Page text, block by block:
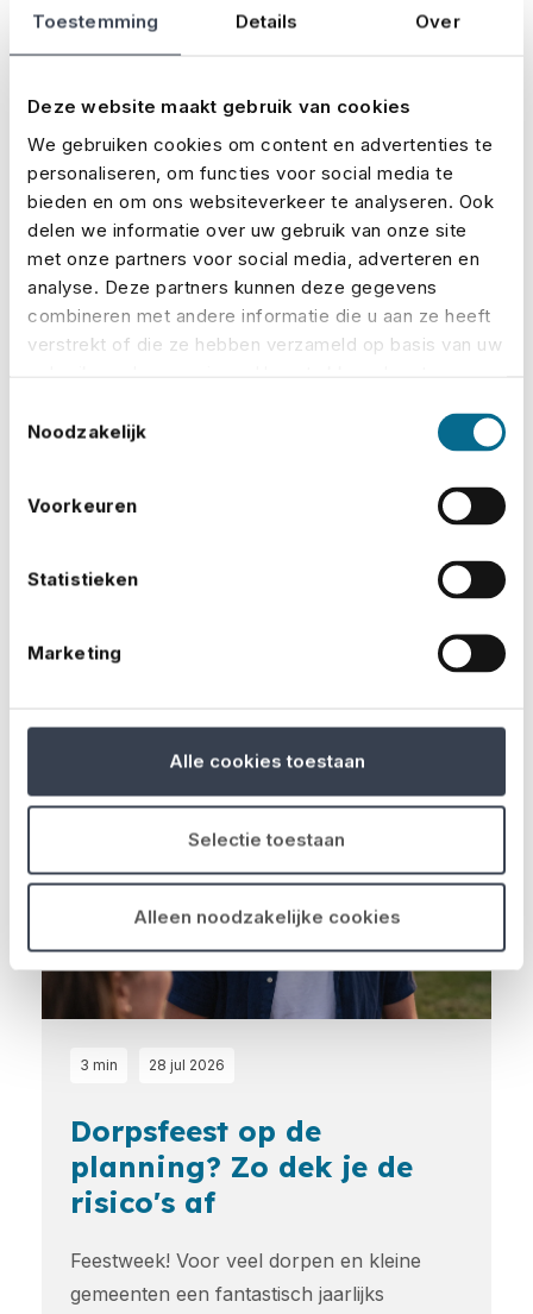
Toestemming Details Over
Deze website maakt gebruik van cookies
We gebruiken cookies om content en advertenties te
personaliseren, om functies voor social media te
bieden en om ons websiteverkeer te analyseren. Ook
delen we informatie over uw gebruik van onze site
met onze partners voor social media, adverteren en
analyse. Deze partners kunnen deze gegevens
combineren met andere informatie die u aan ze heeft
verstrekt of die ze hebben verzameld op basis van uw
Noodzakelijk
Voorkeuren
Statistieken
Marketing
Alle cookies toestaan
Selectie toestaan
Alleen noodzakelijke cookies
3 min 28 jul 2026
videoclip, serie of film. Oké, dat ding kost
loslopen. Toch?...
3 min 28 jul 2026
Dorpsfeest op de
planning? Zo dek je de
risico's af
Feestweek! Voor veel dorpen en kleine
gemeenten een fantastisch jaarlijks